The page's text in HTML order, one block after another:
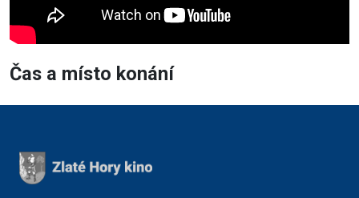
Čas a místo konání